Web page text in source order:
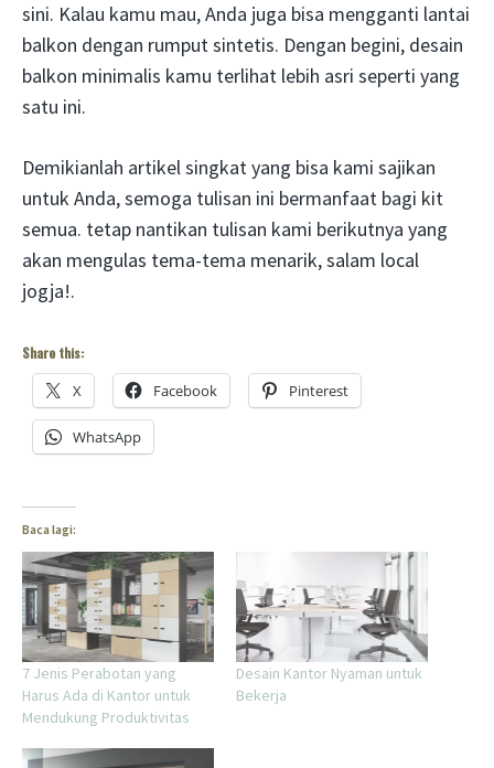
sini. Kalau kamu mau, Anda juga bisa mengganti lantai
balkon dengan rumput sintetis. Dengan begini, desain
balkon minimalis kamu terlihat lebih asri seperti yang
satu ini.
Demikianlah artikel singkat yang bisa kami sajikan
untuk Anda, semoga tulisan ini bermanfaat bagi kit
semua. tetap nantikan tulisan kami berikutnya yang
akan mengulas tema-tema menarik, salam local
jogja!.
Share this:
X Facebook Pinterest
WhatsApp
Baca lagi:
7 Jenis Perabotan yang
Harus Ada di Kantor untuk
Mendukung Produktivitas
Desain Kantor Nyaman untuk
Bekerja